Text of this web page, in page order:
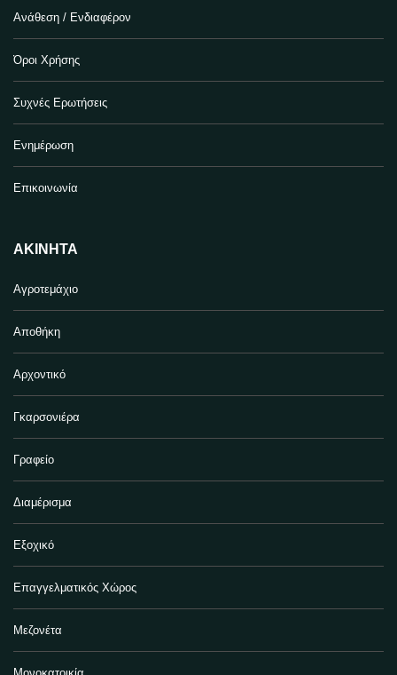
Ανάθεση / Ενδιαφέρον
Όροι Χρήσης
Συχνές Ερωτήσεις
Ενημέρωση
Επικοινωνία
ΑΚΊΝΗΤΑ
Αγροτεμάχιο
Αποθήκη
Αρχοντικό
Γκαρσονιέρα
Γραφείο
Διαμέρισμα
Εξοχικό
Επαγγελματικός Χώρος
Μεζονέτα